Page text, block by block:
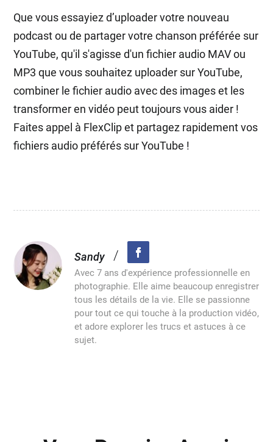
Que vous essayiez d’uploader votre nouveau
podcast ou de partager votre chanson préférée sur
YouTube, qu'il s'agisse d'un fichier audio MAV ou
MP3 que vous souhaitez uploader sur YouTube,
combiner le fichier audio avec des images et les
transformer en vidéo peut toujours vous aider !
Faites appel à FlexClip et partagez rapidement vos
fichiers audio préférés sur YouTube !
Sandy /
Avec 7 ans d'expérience professionnelle en
photographie. Elle aime beaucoup enregistrer
tous les détails de la vie. Elle se passionne
pour tout ce qui touche à la production vidéo,
et adore explorer les trucs et astuces à ce
sujet.